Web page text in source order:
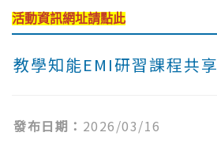
教學知能EMI研習課程共享
發布日期： 2026/03/16
活動資訊網址請點此